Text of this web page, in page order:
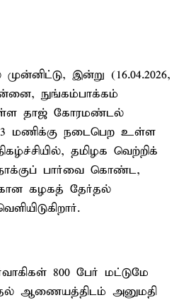
இன்று (16.04.2026,
நுங்கம்பாக்கம்
தாஜ் கோரமண்டல்
மணிக்கு நடைபெற உள்ள
தமிழக வெற்றிக்
பார்வை கொண்ட,
கழகத் தேர்தல்
800 பேர் மட்டுமே
ஆணையத்திடம் அனுமதி